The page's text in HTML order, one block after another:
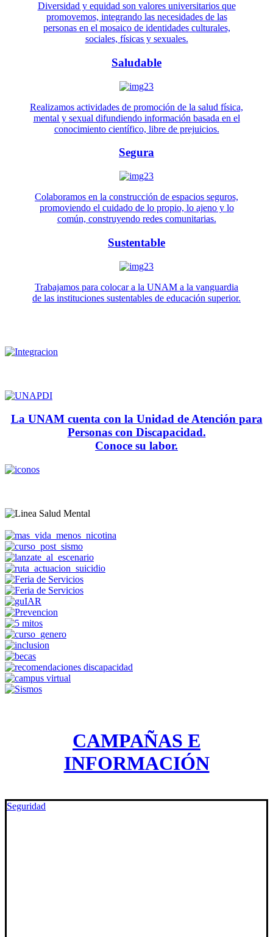
Diversidad y equidad son valores universitarios que
promovemos, integrando las necesidades de las
personas en el mosaico de identidades culturales,
sociales, físicas y sexuales.
Saludable
Realizamos actividades de promoción de la salud física,
mental y sexual difundiendo información basada en el
conocimiento científico, libre de prejuicios.
Segura
Colaboramos en la construcción de espacios seguros,
promoviendo el cuidado de lo propio, lo ajeno y lo
común, construyendo redes comunitarias.
Sustentable
Trabajamos para colocar a la UNAM a la vanguardia
de las instituciones sustentables de educación superior.
La UNAM cuenta con la Unidad de Atención para
Personas con Discapacidad.
Conoce su labor.
CAMPAÑAS E
INFORMACIÓN
Seguridad